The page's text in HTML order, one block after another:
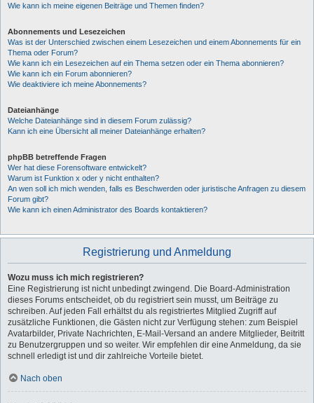
Wie kann ich meine eigenen Beiträge und Themen finden?
Abonnements und Lesezeichen
Was ist der Unterschied zwischen einem Lesezeichen und einem Abonnements für ein
Thema oder Forum?
Wie kann ich ein Lesezeichen auf ein Thema setzen oder ein Thema abonnieren?
Wie kann ich ein Forum abonnieren?
Wie deaktiviere ich meine Abonnements?
Dateianhänge
Welche Dateianhänge sind in diesem Forum zulässig?
Kann ich eine Übersicht all meiner Dateianhänge erhalten?
phpBB betreffende Fragen
Wer hat diese Forensoftware entwickelt?
Warum ist Funktion x oder y nicht enthalten?
An wen soll ich mich wenden, falls es Beschwerden oder juristische Anfragen zu diesem
Forum gibt?
Wie kann ich einen Administrator des Boards kontaktieren?
Registrierung und Anmeldung
Wozu muss ich mich registrieren?
Eine Registrierung ist nicht unbedingt zwingend. Die Board-Administration
dieses Forums entscheidet, ob du registriert sein musst, um Beiträge zu
schreiben. Auf jeden Fall erhältst du als registriertes Mitglied Zugriff auf
zusätzliche Funktionen, die Gästen nicht zur Verfügung stehen: zum Beispiel
Avatarbilder, Private Nachrichten, E-Mail-Versand an andere Mitglieder, Beitritt
zu Benutzergruppen und so weiter. Wir empfehlen dir eine Anmeldung, da sie
schnell erledigt ist und dir zahlreiche Vorteile bietet.
Nach oben